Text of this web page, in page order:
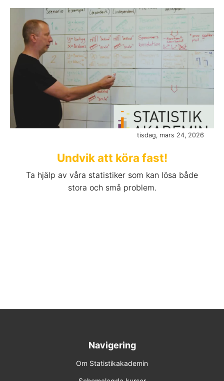
tisdag, mars 24, 2026
Undvik att köra fast!
Ta hjälp av våra statistiker som kan lösa både
stora och små problem.
Navigering
Om Statistikakademin